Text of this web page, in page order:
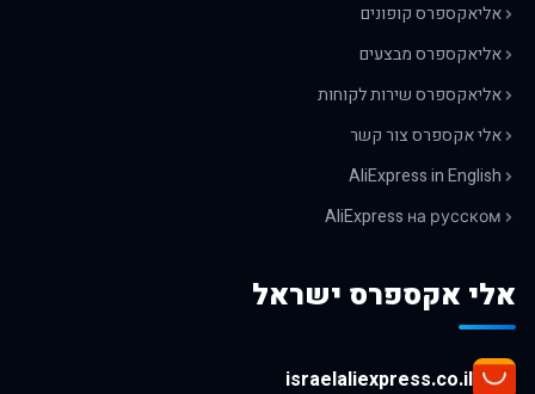
אליאקספרס קופונים
אליאקספרס מבצעים
אליאקספרס שירות לקוחות
אלי אקספרס צור קשר
AliExpress in English
AliExpress на русском
אלי אקספרס ישראל
israelaliexpress.co.il